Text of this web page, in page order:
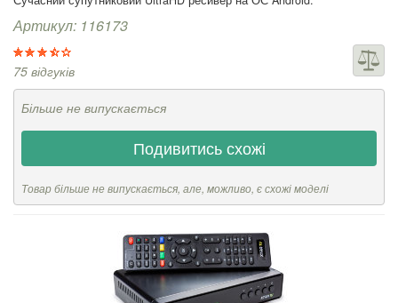
Артикул: 116173
75 відгуків
Більше не випускається
Подивитись схожі
Товар більше не випускається, але, можливо, є схожі моделі